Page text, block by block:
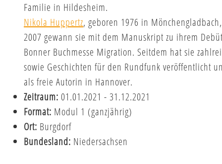
Familie in Hildesheim.
Nikola Huppertz, geboren 1976 in
2007 gewann sie mit dem Manuskript zu ihrem
Bonner Buchmesse Migration. Seitdem hat sie
sowie Geschichten für den Rundfunk veröffentlicht
als freie Autorin in Hannover.
Zeitraum: 01.01.2021 - 31.12.2021
Format: Modul 1 (ganzjährig)
Ort: Burgdorf
Bundesland: Niedersachsen